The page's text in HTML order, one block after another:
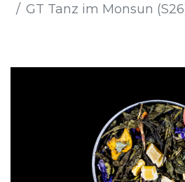
GT Tanz im Monsun